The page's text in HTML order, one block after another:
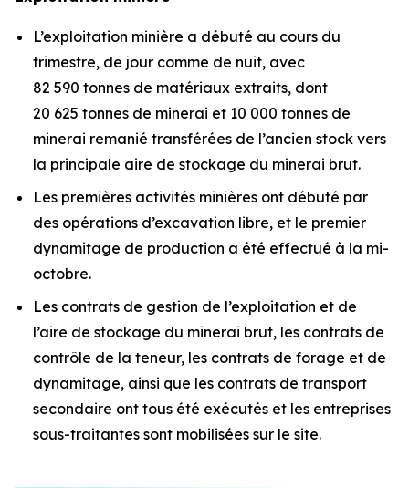
L’exploitation minière a débuté au cours du
trimestre, de jour comme de nuit, avec
82 590 tonnes de matériaux extraits, dont
20 625 tonnes de minerai et 10 000 tonnes de
minerai remanié transférées de l’ancien stock vers
la principale aire de stockage du minerai brut.
Les premières activités minières ont débuté par
des opérations d’excavation libre, et le premier
dynamitage de production a été effectué à la mi-
octobre.
Les contrats de gestion de l’exploitation et de
l’aire de stockage du minerai brut, les contrats de
contrôle de la teneur, les contrats de forage et de
dynamitage, ainsi que les contrats de transport
secondaire ont tous été exécutés et les entreprises
sous-traitantes sont mobilisées sur le site.